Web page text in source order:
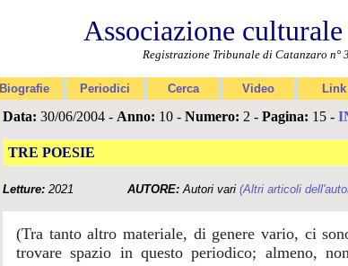
Associazione
Registrazione Tribunale di Catanzaro n°
Biografie Periodici Cerca Video Link
Data: 30/06/2004 - Anno: 10 - Numero: 2 - Pagina: 15 -
TRE POESIE
Letture: 2021 AUTORE: Autori vari (Altri articoli
(Tra tanto altro materiale, di genere vario, ci
trovare spazio in questo periodico; almeno,